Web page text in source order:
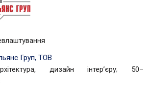
Груп, ТОВ
дизайн інтер’єру; 50–